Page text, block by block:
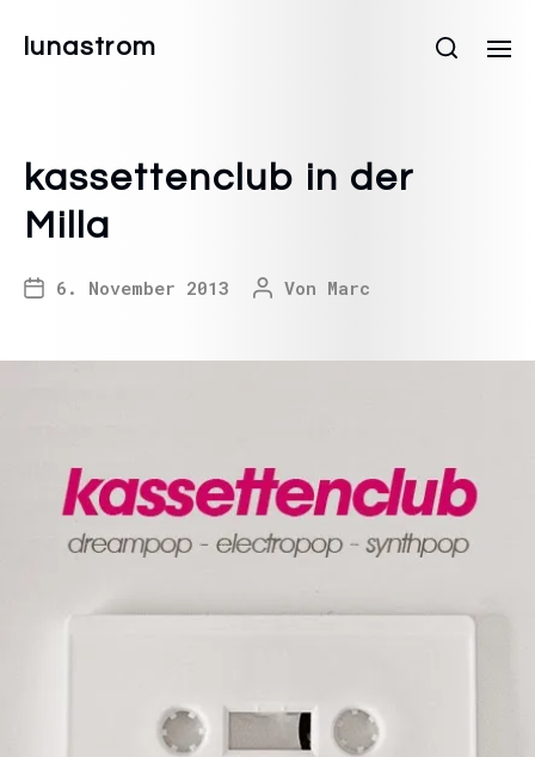
lunastrom
kassettenclub in der
Milla
6. November 2013 Von Marc